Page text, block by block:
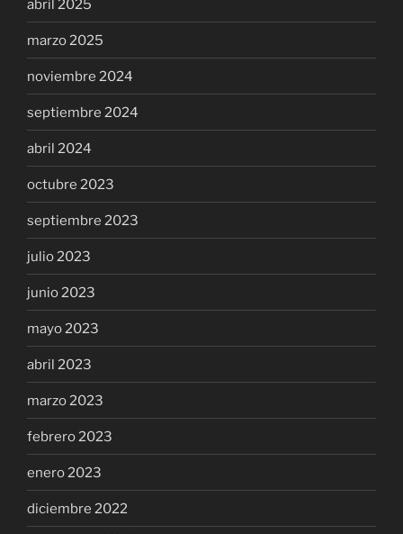
abril 2025
marzo 2025
noviembre 2024
septiembre 2024
abril 2024
octubre 2023
septiembre 2023
julio 2023
junio 2023
mayo 2023
abril 2023
marzo 2023
febrero 2023
enero 2023
diciembre 2022